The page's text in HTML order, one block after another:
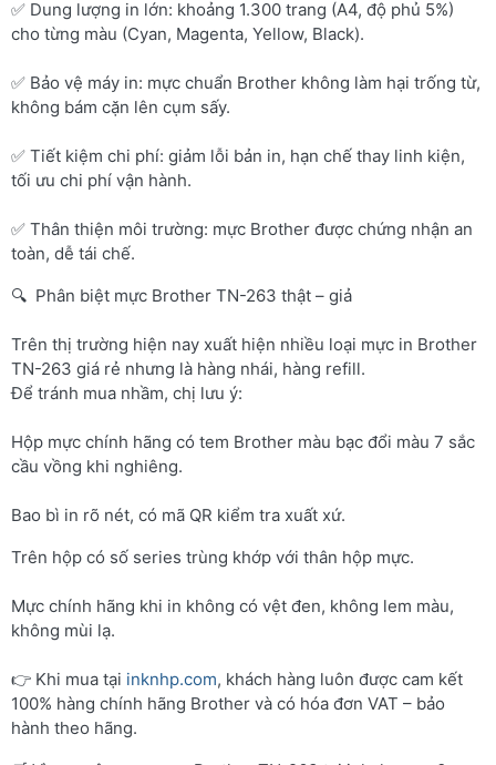
✅ Dung lượng in lớn: khoảng 1.300 trang (A4, độ phủ 5%)
cho từng màu (Cyan, Magenta, Yellow, Black).
✅ Bảo vệ máy in: mực chuẩn Brother không làm hại trống từ,
không bám cặn lên cụm sấy.
✅ Tiết kiệm chi phí: giảm lỗi bản in, hạn chế thay linh kiện,
tối ưu chi phí vận hành.
✅ Thân thiện môi trường: mực Brother được chứng nhận an
toàn, dễ tái chế.
🔍 Phân biệt mực Brother TN-263 thật – giả
Trên thị trường hiện nay xuất hiện nhiều loại mực in Brother
TN-263 giá rẻ nhưng là hàng nhái, hàng refill.
Để tránh mua nhầm, chị lưu ý:
Hộp mực chính hãng có tem Brother màu bạc đổi màu 7 sắc
cầu vồng khi nghiêng.
Bao bì in rõ nét, có mã QR kiểm tra xuất xứ.
Trên hộp có số series trùng khớp với thân hộp mực.
Mực chính hãng khi in không có vệt đen, không lem màu,
không mùi lạ.
👉 Khi mua tại inknhp.com, khách hàng luôn được cam kết
100% hàng chính hãng Brother và có hóa đơn VAT – bảo
hành theo hãng.